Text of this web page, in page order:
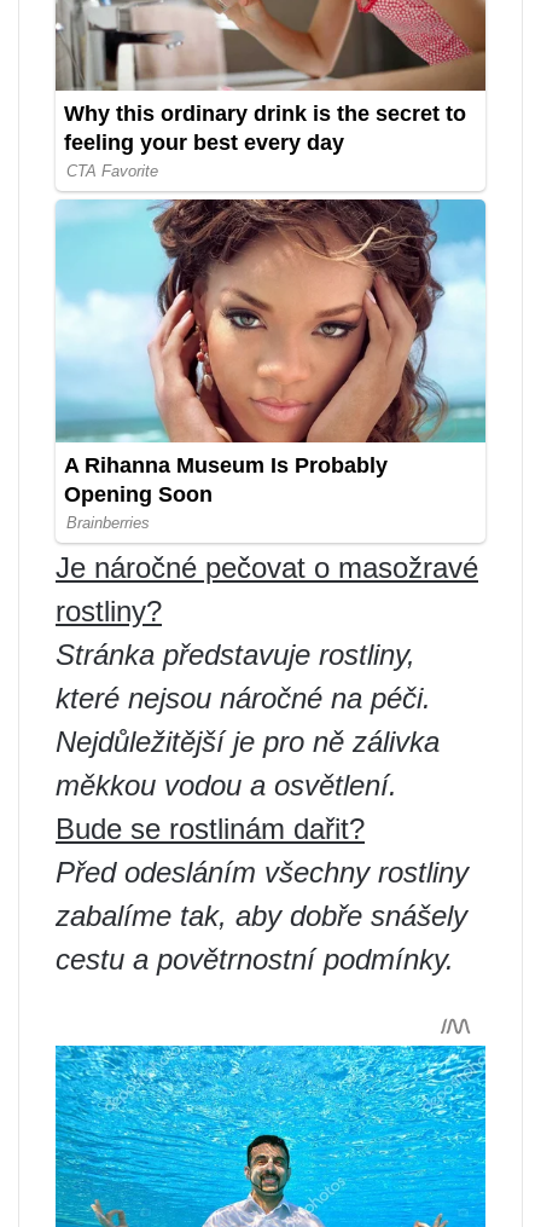
Je náročné pečovat o masožravé
rostliny?
Stránka představuje rostliny,
které nejsou náročné na péči.
Nejdůležitější je pro ně zálivka
měkkou vodou a osvětlení.
Bude se rostlinám dařit?
Před odesláním všechny rostliny
zabalíme tak, aby dobře snášely
cestu a povětrnostní podmínky.